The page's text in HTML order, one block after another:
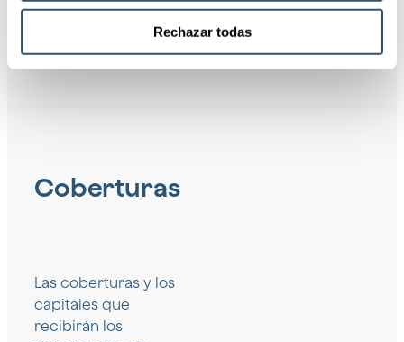
Rechazar todas
Coberturas
Las coberturas y los
capitales que
recibirán los